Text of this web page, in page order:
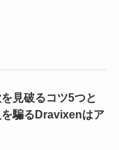
見破るコツ5つと
騙るDravixenはア